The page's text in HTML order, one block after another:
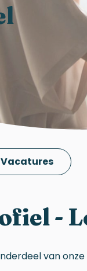
Vacatures
-
van